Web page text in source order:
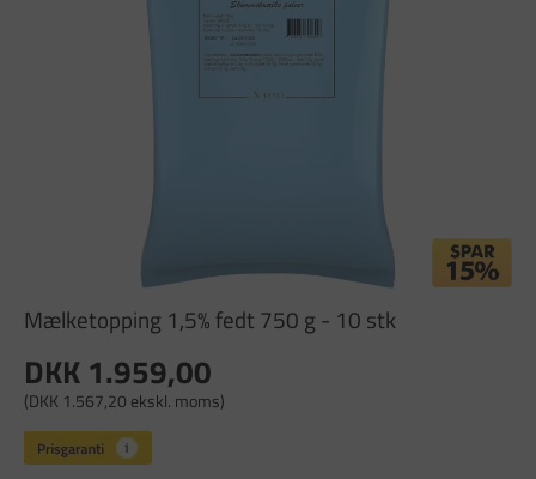
Mælketopping 1,5% fedt 750 g - 10 stk
DKK 1.959,00
(DKK 1.567,20 ekskl. moms)